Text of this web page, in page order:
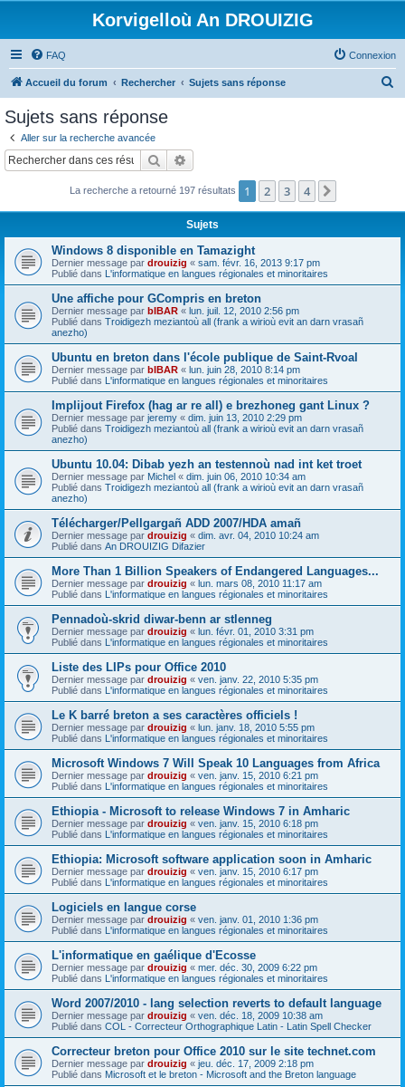
Korvigelloù An DROUIZIG
FAQ Connexion
Accueil du forum Rechercher Sujets sans réponse
c
Sujets sans réponse
Aller sur la recherche avancée
Rechercher
La recherche a retourné 197 résultats 1 2 3 4
Sujets
Windows 8 disponible en Tamazight
Dernier message par drouizig « sam. févr. 16, 2013 9:17 pm
Publié dans L'informatique en langues régionales et minoritaires
Une affiche pour GCompris en breton
Dernier message par bIBAR « lun. juil. 12, 2010 2:56 pm
Publié dans Troidigezh meziantoù all (frank a wirioù evit an darn vrasañ
anezho)
Ubuntu en breton dans l'école publique de Saint-Rvoal
Dernier message par bIBAR « lun. juin 28, 2010 8:14 pm
Publié dans L'informatique en langues régionales et minoritaires
Implijout Firefox (hag ar re all) e brezhoneg gant Linux ?
Dernier message par jeremy « dim. juin 13, 2010 2:29 pm
Publié dans Troidigezh meziantoù all (frank a wirioù evit an darn vrasañ
anezho)
Ubuntu 10.04: Dibab yezh an testennoù nad int ket troet
Dernier message par Michel « dim. juin 06, 2010 10:34 am
Publié dans Troidigezh meziantoù all (frank a wirioù evit an darn vrasañ
anezho)
Télécharger/Pellgargañ ADD 2007/HDA amañ
Dernier message par drouizig « dim. avr. 04, 2010 10:24 am
Publié dans An DROUIZIG Difazier
More Than 1 Billion Speakers of Endangered Languages...
Dernier message par drouizig « lun. mars 08, 2010 11:17 am
Publié dans L'informatique en langues régionales et minoritaires
Pennadoù-skrid diwar-benn ar stlenneg
Dernier message par drouizig « lun. févr. 01, 2010 3:31 pm
Publié dans L'informatique en langues régionales et minoritaires
Liste des LIPs pour Office 2010
Dernier message par drouizig « ven. janv. 22, 2010 5:35 pm
Publié dans L'informatique en langues régionales et minoritaires
Le K barré breton a ses caractères officiels !
Dernier message par drouizig « lun. janv. 18, 2010 5:55 pm
Publié dans L'informatique en langues régionales et minoritaires
Microsoft Windows 7 Will Speak 10 Languages from Africa
Dernier message par drouizig « ven. janv. 15, 2010 6:21 pm
Publié dans L'informatique en langues régionales et minoritaires
Ethiopia - Microsoft to release Windows 7 in Amharic
Dernier message par drouizig « ven. janv. 15, 2010 6:18 pm
Publié dans L'informatique en langues régionales et minoritaires
Ethiopia: Microsoft software application soon in Amharic
Dernier message par drouizig « ven. janv. 15, 2010 6:17 pm
Publié dans L'informatique en langues régionales et minoritaires
Logiciels en langue corse
Dernier message par drouizig « ven. janv. 01, 2010 1:36 pm
Publié dans L'informatique en langues régionales et minoritaires
L'informatique en gaélique d'Ecosse
Dernier message par drouizig « mer. déc. 30, 2009 6:22 pm
Publié dans L'informatique en langues régionales et minoritaires
Word 2007/2010 - lang selection reverts to default language
Dernier message par drouizig « ven. déc. 18, 2009 10:38 am
Publié dans COL - Correcteur Orthographique Latin - Latin Spell Checker
Correcteur breton pour Office 2010 sur le site technet.com
Dernier message par drouizig « jeu. déc. 17, 2009 2:18 pm
Publié dans Microsoft et le breton - Microsoft and the Breton language